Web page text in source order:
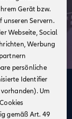
Gerät bzw.
unseren Servern.
Webseite, Social
Werbung
persönliche
Identifier
Um
gemäß Art. 49